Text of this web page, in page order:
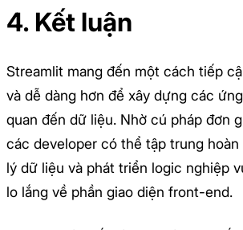
4. Kết luận
Streamlit mang đến một cách tiếp
và dễ dàng hơn để xây dựng các
quan đến dữ liệu. Nhờ cú pháp đơn
các developer có thể tập trung
lý dữ liệu và phát triển logic nghiệp
lo lắng về phần giao diện front-end.